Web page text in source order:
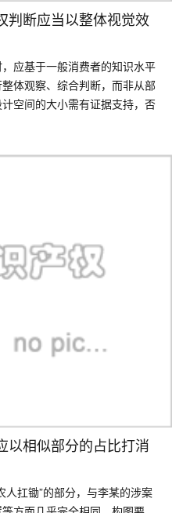
判断应当以整体视觉效
应基于一般消费者的知识水平
体观察、综合判断，而非从部
空间的大小需有证据支持，否
以相似部分的占比打消
人扛锄”的部分，与李某的涉案